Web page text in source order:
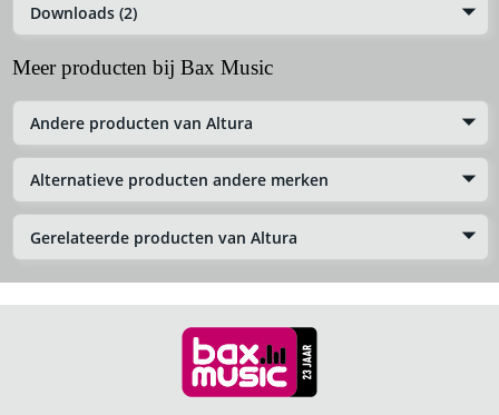
Downloads (2)
Meer producten bij Bax Music
Andere producten van Altura
Alternatieve producten andere merken
Gerelateerde producten van Altura